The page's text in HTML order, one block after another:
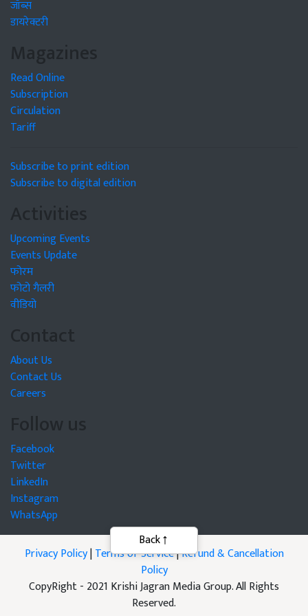
जॉब्स
डायरेक्टरी
Magazines
Read Online
Subscription
Circulation
Tariff
Subscribe to print edition
Subscribe to digital edition
Activities
Upcoming Events
Events Update
फोरम
फोटो गैलरी
वीडियो
Contact
About Us
Contact Us
Careers
Follow us
Facebook
Twitter
LinkedIn
Instagram
WhatsApp
Privacy Policy|Terms of Service|Refund & Cancellation
Policy
CopyRight - 2021 Krishi Jagran Media Group. All Rights
Reserved.
Back